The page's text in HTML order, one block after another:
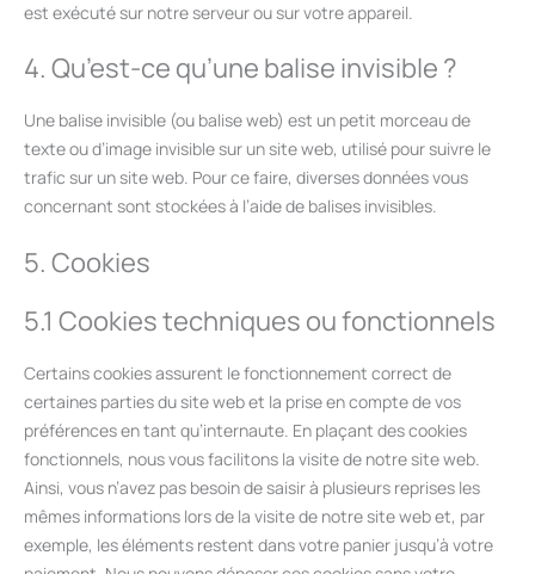
est exécuté sur notre serveur ou sur votre appareil.
4. Qu’est-ce qu’une balise invisible ?
Une balise invisible (ou balise web) est un petit morceau de
texte ou d’image invisible sur un site web, utilisé pour suivre le
trafic sur un site web. Pour ce faire, diverses données vous
concernant sont stockées à l’aide de balises invisibles.
5. Cookies
5.1 Cookies techniques ou fonctionnels
Certains cookies assurent le fonctionnement correct de
certaines parties du site web et la prise en compte de vos
préférences en tant qu’internaute. En plaçant des cookies
fonctionnels, nous vous facilitons la visite de notre site web.
Ainsi, vous n’avez pas besoin de saisir à plusieurs reprises les
mêmes informations lors de la visite de notre site web et, par
exemple, les éléments restent dans votre panier jusqu’à votre